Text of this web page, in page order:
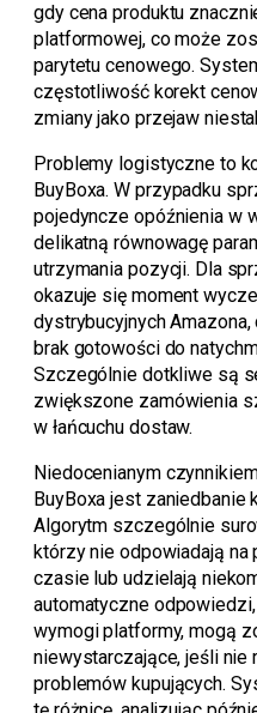
gdy cena produktu
platformowej, co może
parytetu cenowego.
częstotliwość korekt
zmiany jako przejaw
Problemy logistyczne to
BuyBoxa. W przypadku
pojedyncze opóźnienia w
delikatną równowagę
utrzymania pozycji. Dla
okazuje się moment
dystrybucyjnych
brak gotowości do
Szczególnie dotkliwe są
zwiększone zamówienia
w łańcuchu dostaw.
Niedocenianym
BuyBoxa jest zaniedbanie
Algorytm szczególnie
którzy nie odpowiadają
czasie lub udzielają
automatyczne
wymogi platformy, mogą
niewystarczające, jeśli
problemów kupujących.